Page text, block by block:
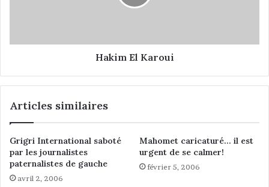
a
c
u
d
i
s
a
Hakim El Karoui
Articles similaires
Grigri International saboté
par les journalistes
paternalistes de gauche
avril 2, 2006
Mahomet caricaturé… il est
urgent de se calmer!
février 5, 2006